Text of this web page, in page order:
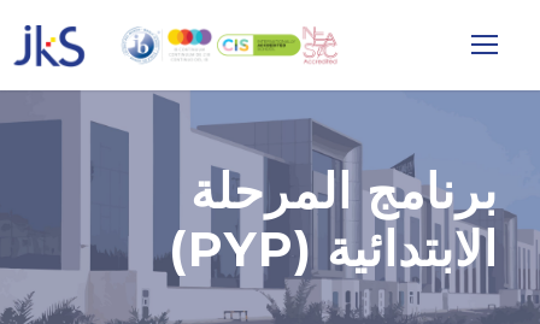
برنامج المرحلة
الابتدائية (PYP)